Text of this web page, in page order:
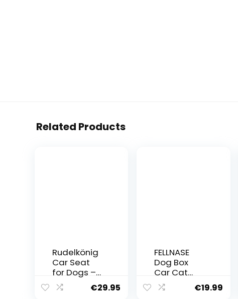
Related Products
Rudelkönig
Car Seat
for Dogs –
Water-
Repellent€29.95
FELLNASE
Dog Box
Car Cat
Transport
Bag – The€19.99